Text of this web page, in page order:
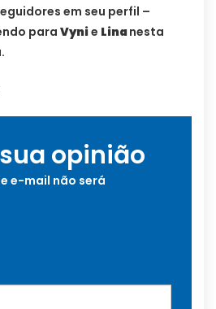
em seu perfil –
para Vynie Linanesta
opinião
e-mail não será